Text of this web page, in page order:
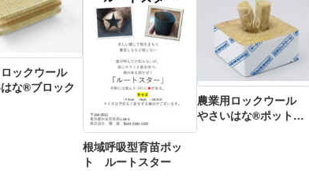
ックウール
な®ブロック
根域呼吸型育苗ポッ
ト ルートスター
農業用ロックウール
やさいはな®ポット円